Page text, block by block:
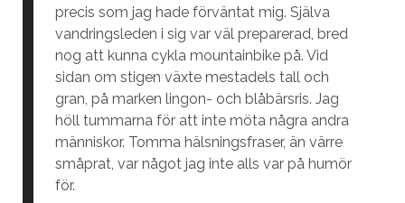
precis som jag hade förväntat mig. Själva
vandringsleden i sig var väl preparerad, bred
nog att kunna cykla mountainbike på. Vid
sidan om stigen växte mestadels tall och
gran, på marken lingon- och blåbärsris. Jag
höll tummarna för att inte möta några andra
människor. Tomma hälsningsfraser, än värre
småprat, var något jag inte alls var på humör
för.